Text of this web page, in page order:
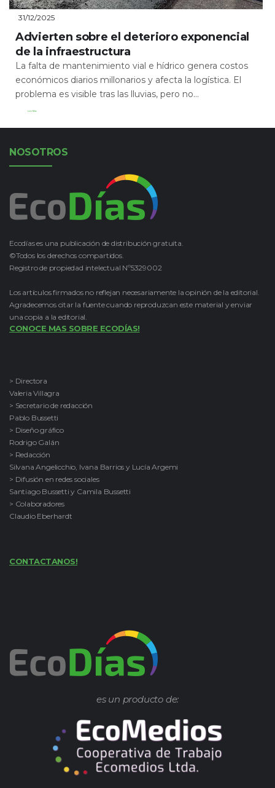
31/12/2025
Advierten sobre el deterioro exponencial
de la infraestructura
La falta de mantenimiento vial e hídrico genera costos
económicos diarios millonarios y afecta la logística. El
problema es visible tras las lluvias, pero no...
Leer Más
NOSOTROS
Ecodías es una publicación de distribución gratuita.
©Todos los derechos compartidos.
Registro de propiedad intelectual Nº5329002
Los artículos firmados no reflejan necesariamente la opinión de la editorial.
Agradecemos citar la fuente cuando reproduzcan este material y enviar
una copia a la editorial.
CONOCE MAS SOBRE ECODÍAS!
> Directora
Valeria Villagra
> Secretario de redacción
Pablo Bussetti
> Diseño gráfico
Rodrigo Galán
> Redacción
Silvana Angelicchio, Ivana Barrios y Lucía Argemi
> Difusión en redes sociales
Santiago Bussetti y Camila Bussetti
> Colaboradores
Claudio Eberhardt
CONTACTANOS!
es un producto de: